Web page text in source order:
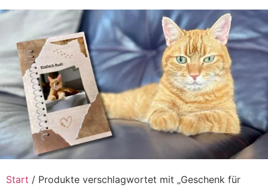
Zum
Inhalt
springen
Start / Produkte verschlagwortet mit „Geschenk für